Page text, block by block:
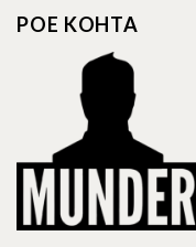
may
chosen
on
the
product
page
POE KOHTA